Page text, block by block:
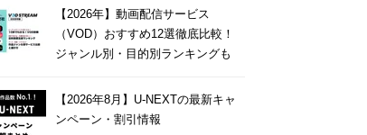
【2026年】動画配信サービス
（VOD）おすすめ12選徹底比較！
ジャンル別・目的別ランキングも
【2026年8月】U-NEXTの最新キャ
ンペーン・割引情報